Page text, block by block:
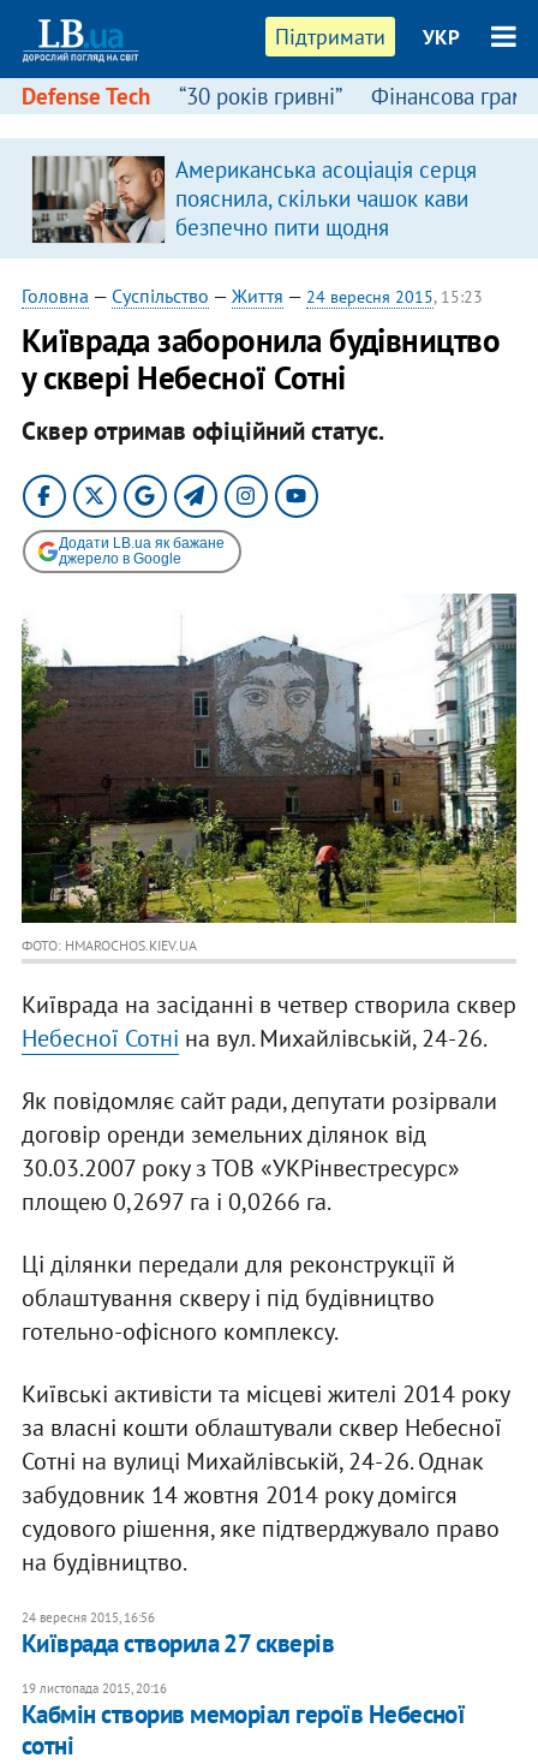
Підтримати УКР
Defense Tech “30 років гривні” Фінансова
Американська асоціація серця
пояснила, скільки чашок кави
безпечно пити щодня
Головна — Суспільство — Життя — 24 вересня 2015, 15:23
Київрада заборонила будівництво
у сквері Небесної Сотні
Сквер отримав офіційний статус.
Додати LB.ua як бажане
джерело в Google
ФОТО: HMAROCHOS.KIEV.UA
Київрада на засіданні в четвер створила сквер
Небесної Сотні на вул. Михайлівській, 24-26.
Як повідомляє сайт ради, депутати розірвали
договір оренди земельних ділянок від
30.03.2007 року з ТОВ «УКРінвестресурс»
площею 0,2697 га і 0,0266 га.
Ці ділянки передали для реконструкції й
облаштування скверу і під будівництво
готельно-офісного комплексу.
Київські активісти та місцеві жителі 2014 року
за власні кошти облаштували сквер Небесної
Сотні на вулиці Михайлівській, 24-26. Однак
забудовник 14 жовтня 2014 року домігся
судового рішення, яке підтверджувало право
на будівництво.
24 вересня 2015, 16:56
Київрада створила 27 скверів
19 листопада 2015, 20:16
Кабмін створив меморіал героїв Небесної
сотні